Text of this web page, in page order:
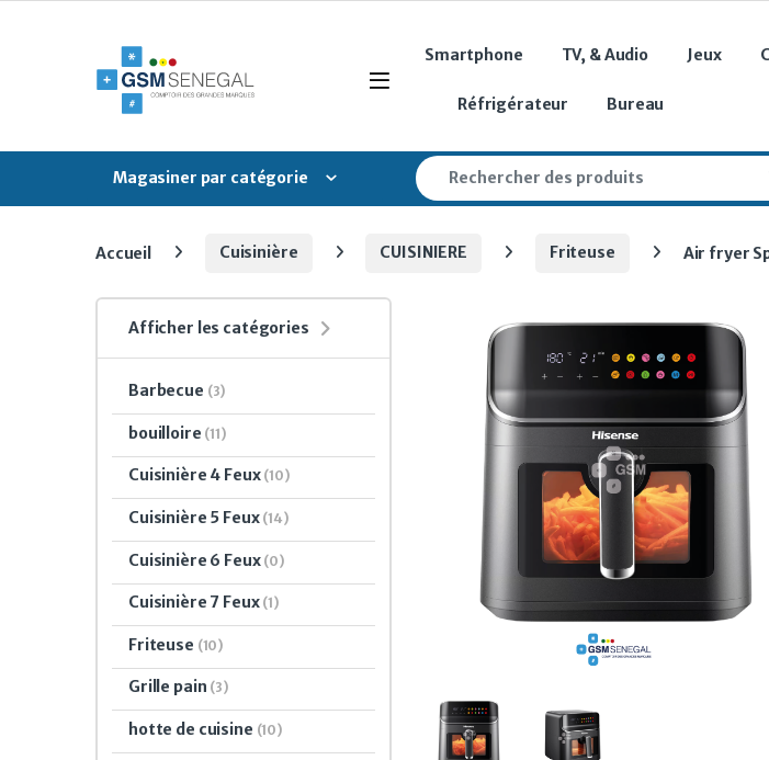
Open
Smartphone TV, & Audio Jeux
Réfrigérateur Bureau
Magasiner par catégorie
Search for:
Accueil Cuisinière CUISINIERE Friteuse Air fryer
Afficher les catégories
Barbecue (3)
bouilloire (11)
Cuisinière 4 Feux (10)
Cuisinière 5 Feux (14)
Cuisinière 6 Feux (0)
Cuisinière 7 Feux (1)
Friteuse (10)
Grille pain (3)
hotte de cuisine (10)